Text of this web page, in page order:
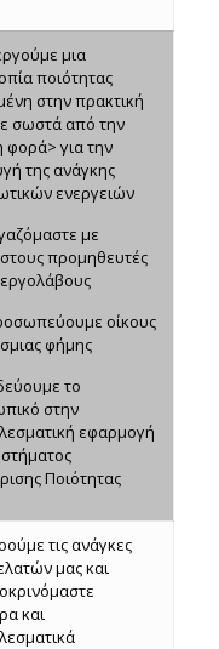
μια
ποιότητας
στην πρακτική
σωστά από την
για την
της ανάγκης
ενεργειών
με
προμηθευτές
οίκους
φήμης
το
στην
εφαρμογή
Ποιότητας
τις ανάγκες
μας και
και